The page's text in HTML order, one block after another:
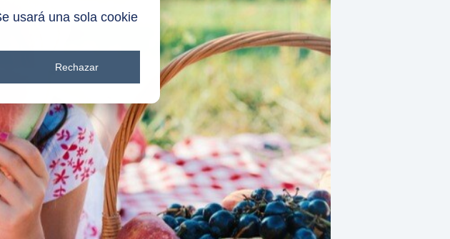
usará una sola cookie
Rechazar